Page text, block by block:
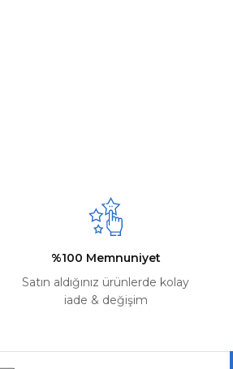
%100 Memnuniyet
Satın aldığınız ürünlerde kolay
iade & değişim